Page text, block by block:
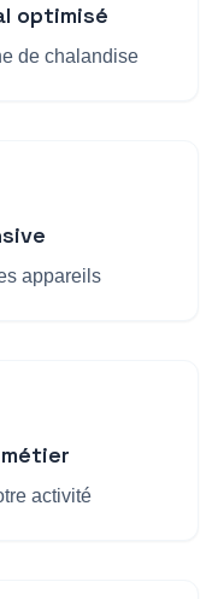
optimisé
de chalandise
appareils
activité